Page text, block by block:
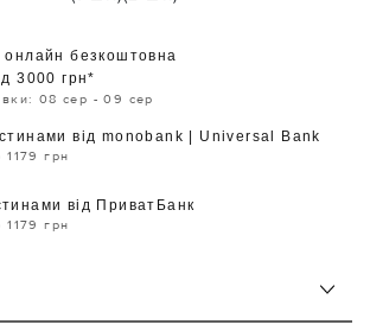
онлайн безкоштовна
3000 грн*
08 сер - 09 сер
від monobank | Universal Bank
1179 грн
від ПриватБанк
1179 грн